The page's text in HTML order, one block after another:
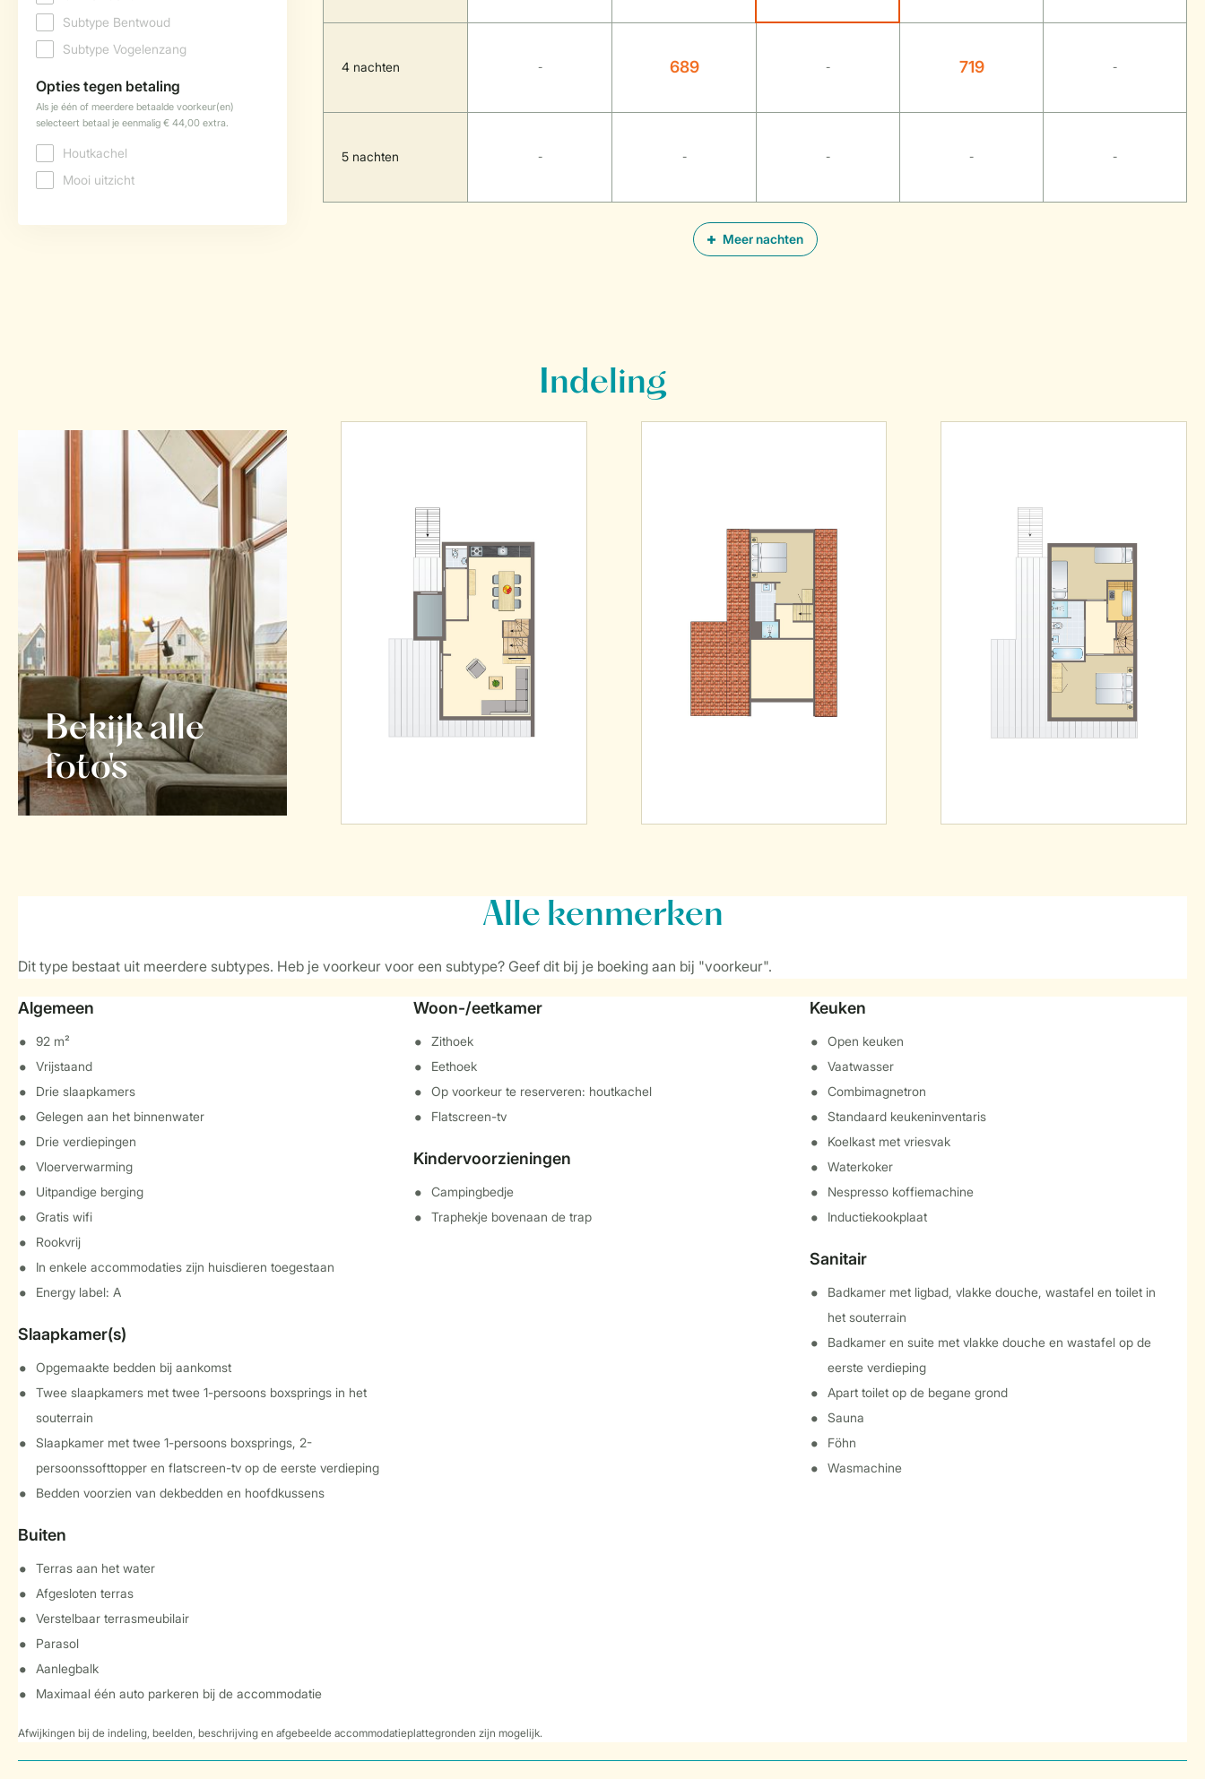
Meer nachten
4 nachten - 689 - 719 -
5 nachten - - - - -
Indeling
Bekijk alle
foto's
Alle kenmerken
Dit type bestaat uit meerdere subtypes. Heb je voorkeur voor een subtype? Geef dit bij je boeking aan bij "voorkeur".
Algemeen
92 m²
Vrijstaand
Drie slaapkamers
Gelegen aan het binnenwater
Drie verdiepingen
Vloerverwarming
Uitpandige berging
Gratis wifi
Rookvrij
In enkele accommodaties zijn huisdieren toegestaan
Energy label: A
Slaapkamer(s)
Opgemaakte bedden bij aankomst
Twee slaapkamers met twee 1-persoons boxsprings in het
souterrain
Slaapkamer met twee 1-persoons boxsprings, 2-
persoonssofttopper en flatscreen-tv op de eerste verdieping
Bedden voorzien van dekbedden en hoofdkussens
Buiten
Terras aan het water
Afgesloten terras
Verstelbaar terrasmeubilair
Parasol
Aanlegbalk
Maximaal één auto parkeren bij de accommodatie
Woon-/eetkamer
Zithoek
Eethoek
Op voorkeur te reserveren: houtkachel
Flatscreen-tv
Kindervoorzieningen
Campingbedje
Traphekje bovenaan de trap
Keuken
Open keuken
Vaatwasser
Combimagnetron
Standaard keukeninventaris
Koelkast met vriesvak
Waterkoker
Nespresso koffiemachine
Inductiekookplaat
Sanitair
Badkamer met ligbad, vlakke douche, wastafel en toilet in
het souterrain
Badkamer en suite met vlakke douche en wastafel op de
eerste verdieping
Apart toilet op de begane grond
Sauna
Föhn
Wasmachine
Afwijkingen bij de indeling, beelden, beschrijving en afgebeelde accommodatieplattegronden zijn mogelijk.